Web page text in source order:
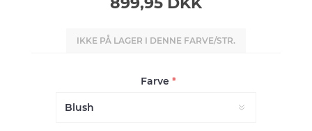
IKKE PÅ LAGER I DENNE FARVE/STR.
Farve*